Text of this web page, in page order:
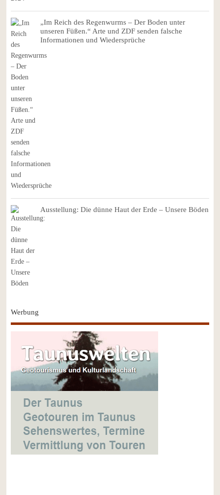
„Im Reich des Regenwurms – Der Boden unter
unseren Füßen.“ Arte und ZDF senden falsche
Informationen und Wiedersprüche
Ausstellung: Die dünne Haut der Erde – Unsere Böden
Werbung